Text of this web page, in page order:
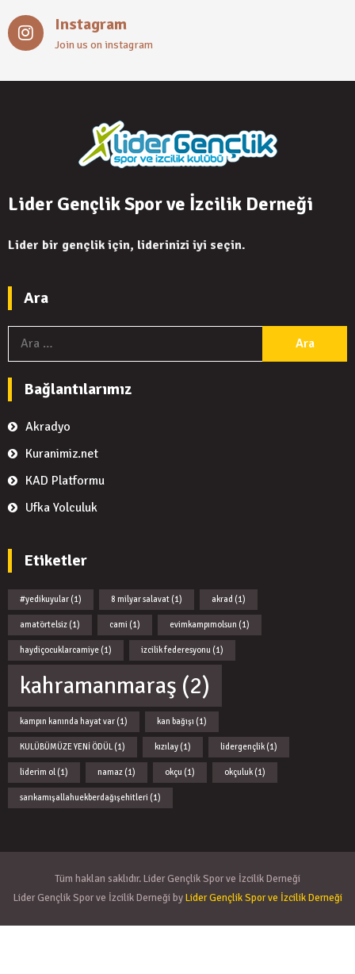
Instagram
Join us on instagram
Lider Gençlik Spor ve İzcilik Derneği
Lider bir gençlik için, liderinizi iyi seçin.
Ara
Bağlantılarımız
Akradyo
Kuranimiz.net
KAD Platformu
Ufka Yolculuk
Etiketler
#yedikuyular (1) 8 milyar salavat (1) akrad (1)
amatörtelsiz (1) cami (1) evimkampımolsun (1)
haydiçocuklarcamiye (1) izcilik federesyonu (1)
kahramanmaraş (2)
kampın kanında hayat var (1) kan bağışı (1)
KULÜBÜMÜZE YENİ ÖDÜL (1) kızılay (1) lidergençlik (1)
liderim ol (1) namaz (1) okçu (1) okçuluk (1)
sarıkamışallahuekberdağışehitleri (1)
Tüm hakları saklıdır. Lider Gençlik Spor ve İzcilik Derneği
Lider Gençlik Spor ve İzcilik Derneği byLider Gençlik Spor ve İzcilik Derneği